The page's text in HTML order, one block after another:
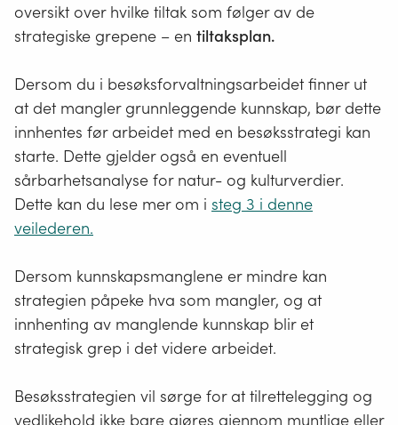
oversikt over hvilke tiltak som følger av de
strategiske grepene – en tiltaksplan.
Dersom du i besøksforvaltningsarbeidet finner ut
at det mangler grunnleggende kunnskap, bør dette
innhentes før arbeidet med en besøksstrategi kan
starte. Dette gjelder også en eventuell
sårbarhetsanalyse for natur- og kulturverdier.
Dette kan du lese mer om i steg 3 i denne
veilederen.
Dersom kunnskapsmanglene er mindre kan
strategien påpeke hva som mangler, og at
innhenting av manglende kunnskap blir et
strategisk grep i det videre arbeidet.
Besøksstrategien vil sørge for at tilrettelegging og
vedlikehold ikke bare gjøres gjennom muntlige eller